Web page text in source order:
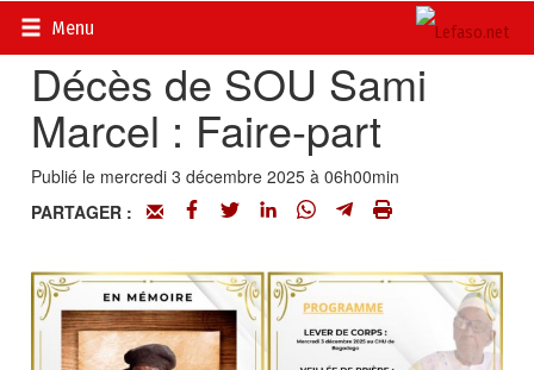
Menu
Accueil>
Décès de SOU Sami
Marcel : Faire-part
Publié le mercredi 3 décembre 2025 à 06h00min
PARTAGER :